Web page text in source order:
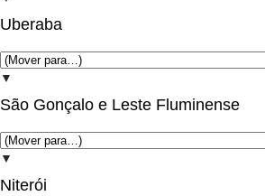
Uberaba
▼
São Gonçalo e Leste Fluminense
▼
Niterói